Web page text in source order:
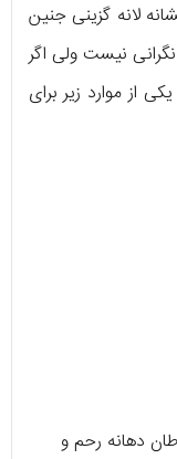
لانه گزینی جنین
نیست ولی اگر
از موارد زیر برای
دهانه رحم و